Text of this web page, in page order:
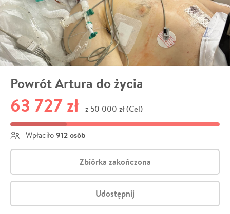
Powrót Artura do życia
63 727 zł z 50 000 zł (Cel)
Wpłaciło 912 osób
Zbiórka zakończona
Udostępnij